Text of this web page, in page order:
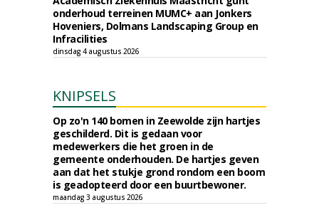
onderhoud terreinen MUMC+ aan Jonkers
Hoveniers, Dolmans Landscaping Group en
Infracilities
dinsdag 4 augustus 2026
KNIPSELS
Op zo'n 140 bomen in Zeewolde zijn hartjes
geschilderd. Dit is gedaan voor
medewerkers die het groen in de
gemeente onderhouden. De hartjes geven
aan dat het stukje grond rondom een boom
is geadopteerd door een buurtbewoner.
maandag 3 augustus 2026